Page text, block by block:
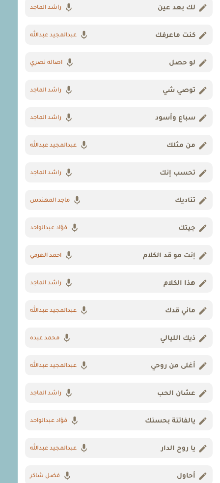
لك بعد عين راشد الماجد
كنت ماعرفك عبدالمجيد عبدالله
لو حصل اصاله نصري
توصي شي راشد الماجد
سباع وأسود راشد الماجد
من مثلك عبدالمجيد عبدالله
تحسب إنك راشد الماجد
تناديك ماجد المهندس
جيتك فؤاد عبدالواحد
إنت مو قد الكلام احمد الهرمي
هذا الكلام راشد الماجد
ماني قدك عبدالمجيد عبدالله
ذيك الليالي محمد عبده
أغلى من روحي عبدالمجيد عبدالله
عشان الحب راشد الماجد
يالفاتنة بحسنك فؤاد عبدالواحد
يا روح الدار عبدالمجيد عبدالله
أحاول فضل شاكر